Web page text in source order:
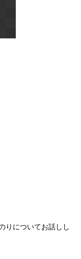
りについてお話しし